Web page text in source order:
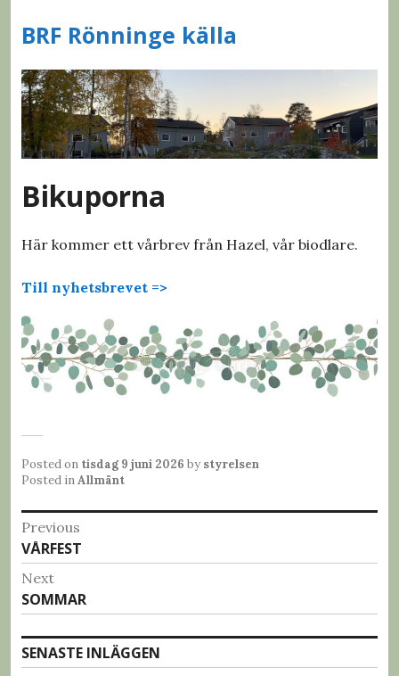
k
p
t
o
c
o
n
t
n
BRF Rönninge källa
Bikuporna
Här kommer ett vårbrev från Hazel, vår biodlare.
Till nyhetsbrevet =>
Posted on tisdag 9 juni 2026 by styrelsen
Posted inAllmänt
I
n
l
ä
g
Previous
P
r
e
v
i
o
VÅRFEST
Next
N
x
t
SOMMAR
SENASTE INLÄGGEN